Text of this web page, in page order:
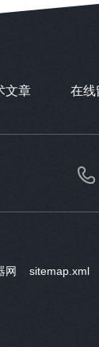
文章 在线
网 sitemap.xml